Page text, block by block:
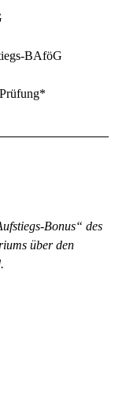
BAföG
BAföG
Prüfung*
Gunsten
Bonus“ des
über den